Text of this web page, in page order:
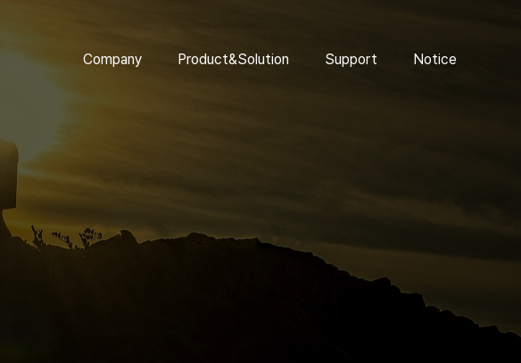
Company Product&Solution Support Notice